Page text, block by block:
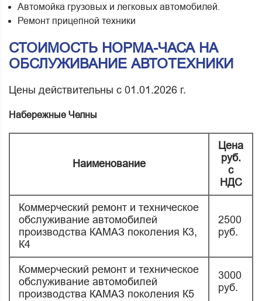
Автомойка грузовых и легковых автомобилей.
Ремонт прицепной техники
СТОИМОСТЬ НОРМА-ЧАСА НА
ОБСЛУЖИВАНИЕ АВТОТЕХНИКИ
Цены действительны с 01.01.2026 г.
Набережные Челны
Наименование
Цена
руб.
с
НДС
Коммерческий ремонт и техническое
обслуживание автомобилей
производства КАМАЗ поколения К3,
К4
2500
руб.
Коммерческий ремонт и техническое
обслуживание автомобилей
производства КАМАЗ поколения К5
3000
руб.